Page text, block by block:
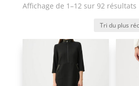
Affichage de 1–12 sur 92 résultats